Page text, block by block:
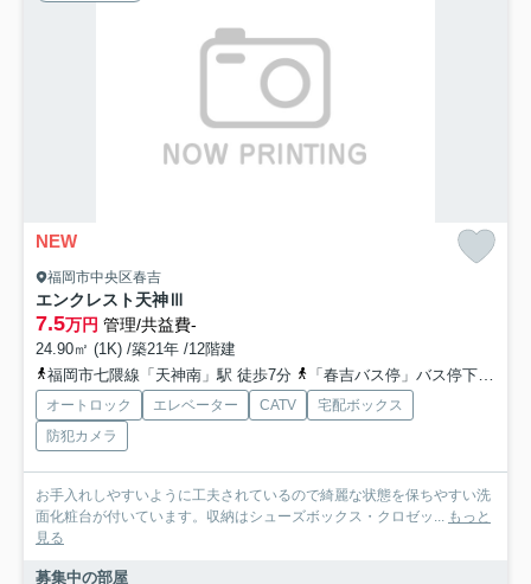
NEW
福岡市中央区春吉
エンクレスト天神Ⅲ
7.5万円 管理/共益費-
24.90㎡ (1K) /築21年 /12階建
福岡市七隈線「天神南」駅 徒歩7分
「春吉バス停」バス停下車 徒歩5分
オートロック エレベーター CATV
宅配ボックス
防犯カメラ
お手入れしやすいように工夫されているので綺麗な状態を保ちやすい洗
面化粧台が付いています。収納はシューズボックス・クロゼッ... もっと
見る
募集中の部屋